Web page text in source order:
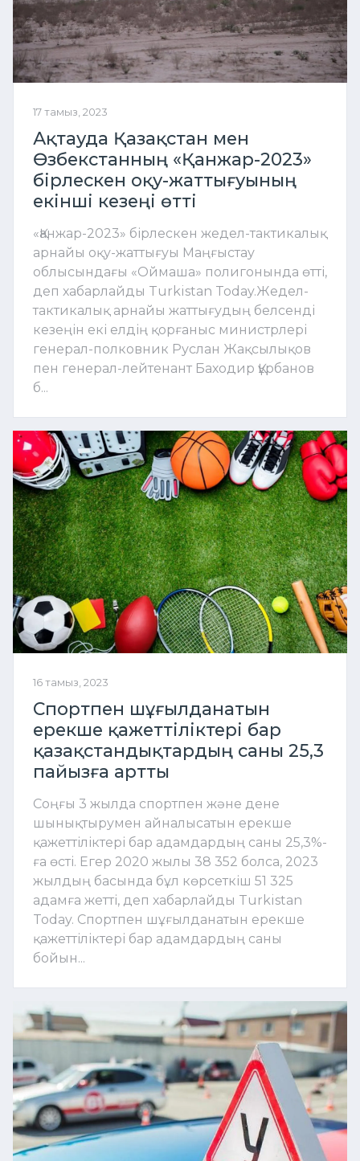
17 тамыз, 2023
Ақтауда Қазақстан мен
Өзбекстанның «Қанжар-2023»
бірлескен оқу-жаттығуының
екінші кезеңі өтті
«Қанжар-2023» бірлескен жедел-тактикалық
арнайы оқу-жаттығуы Маңғыстау
облысындағы «Оймаша» полигонында өтті,
деп хабарлайды Turkistan Today.Жедел-
тактикалық арнайы жаттығудың белсенді
кезеңін екі елдің қорғаныс министрлері
генерал-полковник Руслан Жақсылықов
пен генерал-лейтенант Баходир Құрбанов
б...
16 тамыз, 2023
Спортпен шұғылданатын
ерекше қажеттіліктері бар
қазақстандықтардың саны 25,3
пайызға артты
Соңғы 3 жылда спортпен және дене
шынықтырумен айналысатын ерекше
қажеттіліктері бар адамдардың саны 25,3%-
ға өсті. Егер 2020 жылы 38 352 болса, 2023
жылдың басында бұл көрсеткіш 51 325
адамға жетті, деп хабарлайды Turkistan
Today. Спортпен шұғылданатын ерекше
қажеттіліктері бар адамдардың саны
бойын...